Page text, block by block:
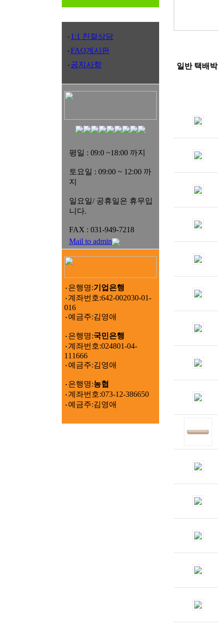
1:1 친절상담
FAQ게시판
공지사항
평일 : 09:0 ~18:00 까지
토요일 : 09:00 ~ 12:00 까
지
일요일/ 공휴일은 휴무입
니다.
FAX : 031-949-7218
Mail to admin
은행명:기업은행
계좌번호:642-002030-01-
016
예금주:김영애
은행명:국민은행
계좌번호:024801-04-
111666
예금주:김영애
은행명:농협
계좌번호:073-12-386650
예금주:김영애
일반 택배